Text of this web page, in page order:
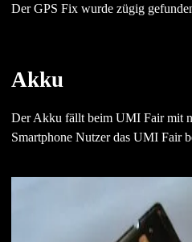
Der GPS Fix wurde zügig
Akku
Der Akku fällt beim UMI Fair mit
Smartphone Nutzer das UMI Fair